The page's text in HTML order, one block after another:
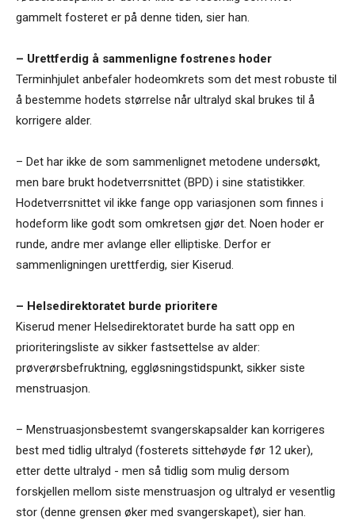
gammelt fosteret er på denne tiden, sier han.
– Urettferdig å sammenligne fostrenes hoder
Terminhjulet anbefaler hodeomkrets som det mest robuste til
å bestemme hodets størrelse når ultralyd skal brukes til å
korrigere alder.
– Det har ikke de som sammenlignet metodene undersøkt,
men bare brukt hodetverrsnittet (BPD) i sine statistikker.
Hodetverrsnittet vil ikke fange opp variasjonen som finnes i
hodeform like godt som omkretsen gjør det. Noen hoder er
runde, andre mer avlange eller elliptiske. Derfor er
sammenligningen urettferdig, sier Kiserud.
– Helsedirektoratet burde prioritere
Kiserud mener Helsedirektoratet burde ha satt opp en
prioriteringsliste av sikker fastsettelse av alder:
prøverørsbefruktning, eggløsningstidspunkt, sikker siste
menstruasjon.
– Menstruasjonsbestemt svangerskapsalder kan korrigeres
best med tidlig ultralyd (fosterets sittehøyde før 12 uker),
etter dette ultralyd - men så tidlig som mulig dersom
forskjellen mellom siste menstruasjon og ultralyd er vesentlig
stor (denne grensen øker med svangerskapet), sier han.